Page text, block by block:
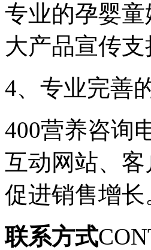
专业的孕婴
大产品宣传
4、专业完善
400营养咨询
互动网站、
促进销售增长
联系方式